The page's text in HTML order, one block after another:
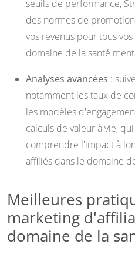
seuils de performance,
des normes de
vos revenus pour tous
domaine de la santé
Analyses avancées :
notamment les taux de
les modèles
calculs de valeur à vie,
comprendre l'impact à
affiliés dans le domaine
Meilleures
marketing
domaine de la